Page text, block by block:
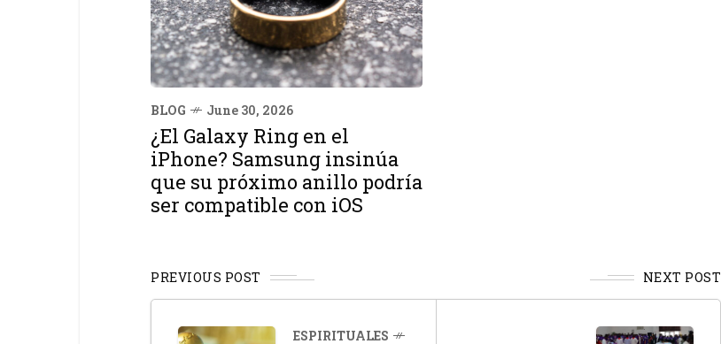
BLOG June 30, 2026
¿El Galaxy Ring en el
iPhone? Samsung insinúa
que su próximo anillo podría
ser compatible con iOS
PREVIOUS POST NEXT POST
ESPIRITUALES